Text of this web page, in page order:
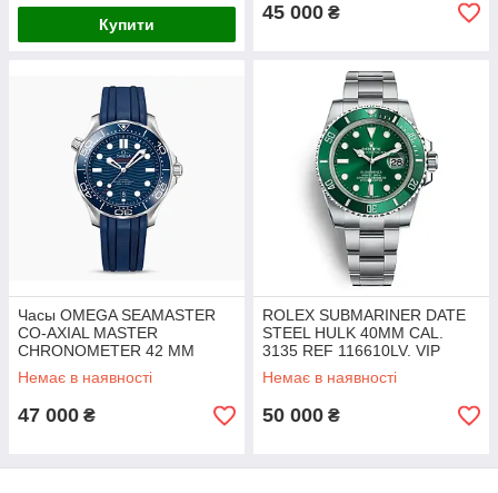
Купити
45 000 ₴
Часы OMEGA SEAMASTER
CO‑AXIAL MASTER
CHRONOMETER 42 MM
BLUE SILVER. VIP
Немає в наявності
47 000 ₴
ROLEX SUBMARINER DATE
STEEL HULK 40MM CAL.
3135 REF 116610LV. VIP
Немає в наявності
50 000 ₴